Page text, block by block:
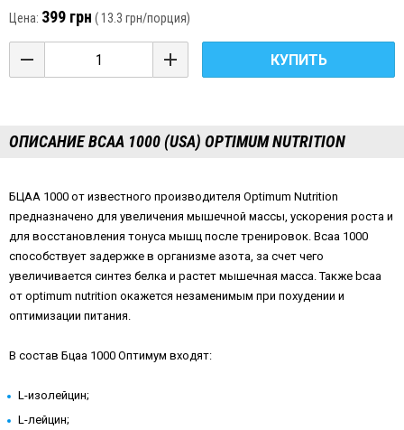
Цена: 399 грн ( 13.3 грн/порция)
КУПИТЬ
ОПИСАНИЕ BCAA 1000 (USA) OPTIMUM NUTRITION
БЦАА 1000 от известного производителя Optimum Nutrition
предназначено для увеличения мышечной массы, ускорения роста и
для восстановления тонуса мышц после тренировок. Bcaa 1000
способствует задержке в организме азота, за счет чего
увеличивается синтез белка и растет мышечная масса. Также bcaa
от optimum nutrition окажется незаменимым при похудении и
оптимизации питания.
В состав Бцаа 1000 Оптимум входят:
L-изолейцин;
L-лейцин;